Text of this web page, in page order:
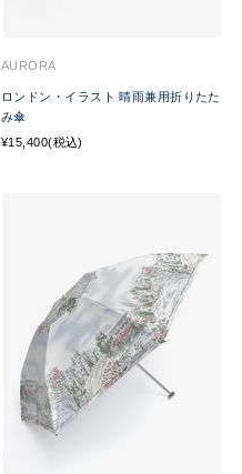
AURORA
ロンドン・イラスト 晴雨兼用折りたた
み傘
¥15,400(税込)